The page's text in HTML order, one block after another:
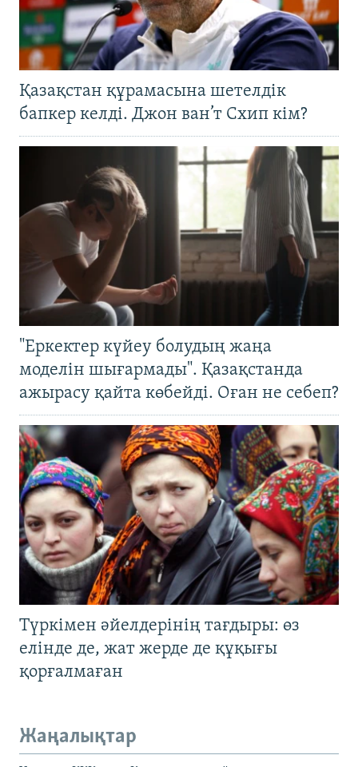
Қазақстан құрамасына шетелдік
бапкер келді. Джон ван’т Схип кім?
"Еркектер күйеу болудың жаңа
моделін шығармады". Қазақстанда
ажырасу қайта көбейді. Оған не себеп?
Түркімен әйелдерінің тағдыры: өз
елінде де, жат жерде де құқығы
қорғалмаған
Жаңалықтар